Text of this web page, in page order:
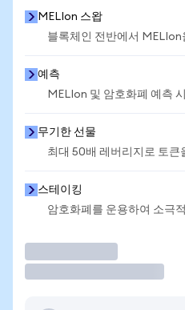
MELIon 스왑
블록체인 전반에서 MELIon
예측
MELIon 및 암호화폐 예측
무기한 선물
최대 50배 레버리지로 토큰
스테이킹
암호화폐를 운용하여 소극